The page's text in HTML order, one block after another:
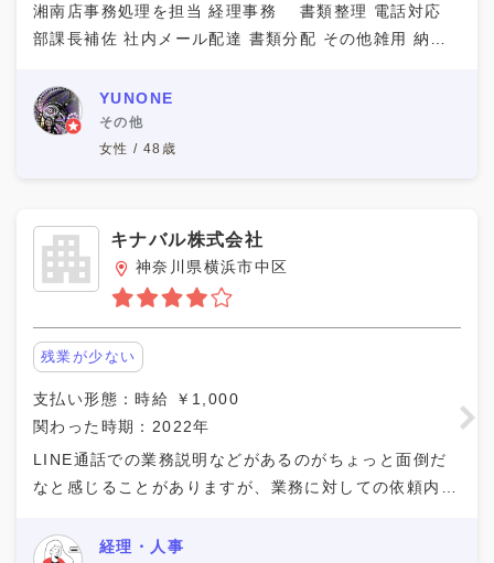
湘南店事務処理を担当 経理事務 書類整理 電話対応
部課長補佐 社内メール配達 書類分配 その他雑用 納入
トアウト 事務用品発注業務 社内システム
YUNONE
その他
女性 / 48歳
キナバル株式会社
神奈川県横浜市中区
残業が少ない
支払い形態：時給 ￥1,000
関わった時期：2022年
LINE通話での業務説明などがあるのがちょっと面倒だ
なと感じることがありますが、業務に対しての依頼内容
していましたが、会社を把握できていないのにできる
経理・人事